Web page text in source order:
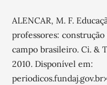
ALENCAR, M. F.
professores:
campo brasileiro. Ci. &
2010. Disponível em: